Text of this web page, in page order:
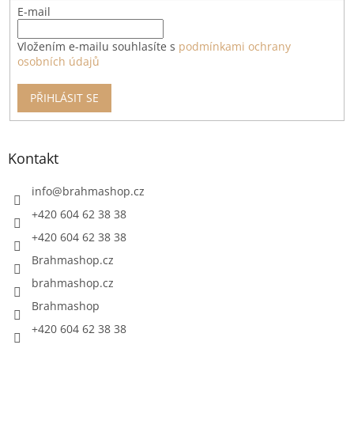
E-mail
Vložením e-mailu souhlasíte s podmínkami ochrany
osobních údajů
PŘIHLÁSIT SE
Kontakt
info@brahmashop.cz
+420 604 62 38 38
+420 604 62 38 38
Brahmashop.cz
brahmashop.cz
Brahmashop
+420 604 62 38 38